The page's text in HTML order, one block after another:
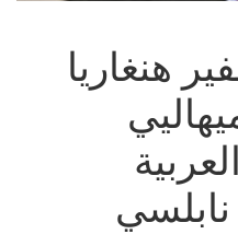
هنغاريا
نابلسي